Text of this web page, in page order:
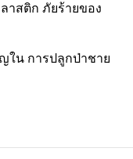
าสติก ภัยร้ายของ
ใน การปลูกป่าชาย